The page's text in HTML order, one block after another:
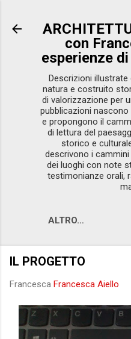
con
esperienze
Descrizioni
natura e costruito
di valorizzazione per
pubblicazioni nascono
e propongono il
di lettura del
storico e
descrivono i
dei luoghi con note
testimonianze orali,
ALTRO…
IL PROGETTO
Francesca Francesca Aiello